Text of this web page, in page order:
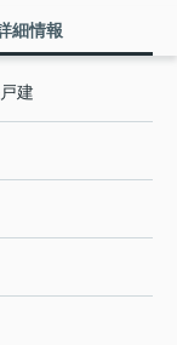
細情報
建